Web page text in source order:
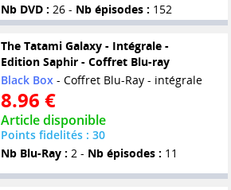
Nb DVD : 26 - Nb épisodes : 152
The Tatami Galaxy - Intégrale -
Edition Saphir - Coffret Blu-ray
Black Box - Coffret Blu-Ray - intégrale
8.96 €
Article disponible
Points fidelités : 30
Nb Blu-Ray : 2 - Nb épisodes : 11